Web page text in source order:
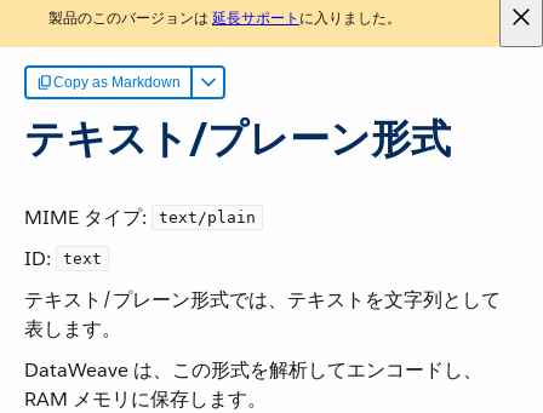
製品のこのバージョンは 延長サポート に入りました。
Copy as Markdown
テキスト/プレーン形式
MIME タイプ: text/plain
ID: text
テキスト/プレーン形式では、テキストを文字列として
表します。
DataWeave は、この形式を解析してエンコードし、
RAM メモリに保存します。